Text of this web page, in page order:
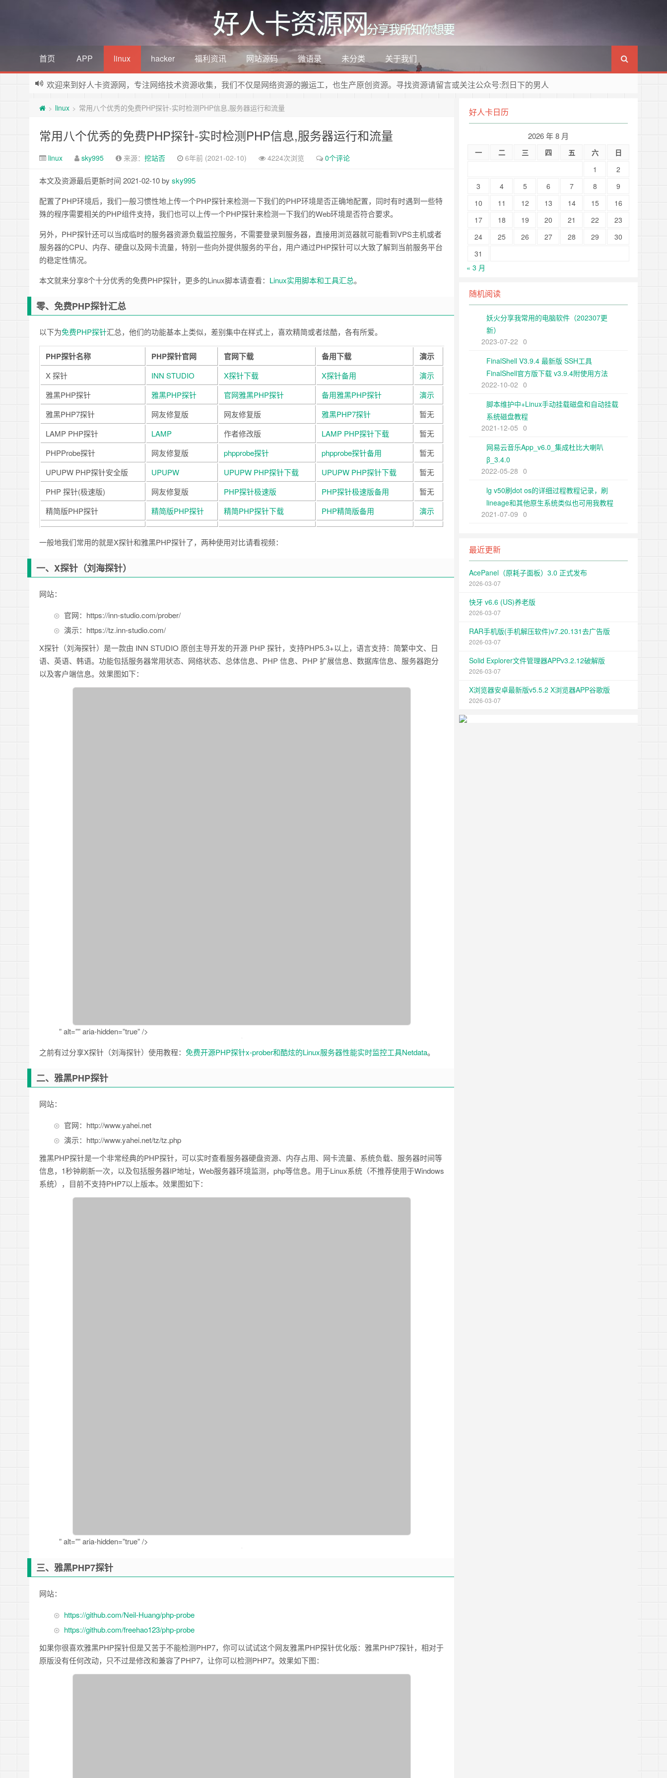
好人卡资源网分享我所知你想要
首页 APP linux hacker 福利资讯 网站源码 微语录 未分类 关于我们
欢迎来到好人卡资源网，专注网络技术资源收集，我们不仅是网络资源的搬运工，也生产原创资源。寻找资源请留言或关注公众号:烈日下的男人
> linux > 常用八个优秀的免费PHP探针-实时检测PHP信息,服务器运行和流量
常用八个优秀的免费PHP探针-实时检测PHP信息,服务器运行和流量
linux sky995 来源： 挖站否 6年前 (2021-02-10) 4224次浏览 0个评论
本文及资源最后更新时间 2021-02-10 by sky995
配置了PHP环境后，我们一般习惯性地上传一个PHP探针来检测一下我们的PHP环境是否正确地配置，同时有时遇到一些特
殊的程序需要相关的PHP组件支持，我们也可以上传一个PHP探针来检测一下我们的Web环境是否符合要求。
另外，PHP探针还可以当成临时的服务器资源负载监控服务，不需要登录到服务器，直接用浏览器就可能看到VPS主机或者
服务器的CPU、内存、硬盘以及网卡流量，特别一些向外提供服务的平台，用户通过PHP探针可以大致了解到当前服务平台
的稳定性情况。
本文就来分享8个十分优秀的免费PHP探针，更多的Linux脚本请查看： Linux实用脚本和工具汇总。
零、免费PHP探针汇总
以下为免费PHP探针汇总，他们的功能基本上类似，差别集中在样式上，喜欢精简或者炫酷，各有所爱。
PHP探针名称 PHP探针官网 官网下载 备用下载 演示
X 探针 INN STUDIO X探针下载 X探针备用
演示
雅黑PHP探针
雅黑PHP探针 官网雅黑PHP探针 备用雅黑PHP探针
演示
雅黑PHP7探针
网友修复版 网友修复版 雅黑PHP7探针
暂无
LAMP PHP探针
LAMP 作者修改版 LAMP PHP探针下载
暂无
PHPProbe探针
网友修复版 phpprobe探针 phpprobe探针备用
暂无
UPUPW PHP探针安全版
UPUPW UPUPW PHP探针下载 UPUPW PHP探针下载
暂无
PHP 探针(极速版)
网友修复版 PHP探针极速版 PHP探针极速版备用
暂无
精简版PHP探针
精简版PHP探针 精简PHP探针下载 PHP精简版备用 演示
一般地我们常用的就是X探针和雅黑PHP探针了，两种使用对比请看视频：
一、X探针（刘海探针）
网站：
官网：https://inn-studio.com/prober/
演示：https://tz.inn-studio.com/
X探针（刘海探针）是一款由 INN STUDIO 原创主导开发的开源 PHP 探针，支持PHP5.3+以上，语言支持：简繁中文、日
语、英语、韩语。功能包括服务器常用状态、网络状态、总体信息、PHP 信息、PHP 扩展信息、数据库信息、服务器跑分
以及客户端信息。效果图如下：
” alt=”” aria-hidden=”true” />
之前有过分享X探针（刘海探针）使用教程： 免费开源PHP探针x-prober和酷炫的Linux服务器性能实时监控工具Netdata。
二、雅黑PHP探针
网站：
官网：http://www.yahei.net
演示：http://www.yahei.net/tz/tz.php
雅黑PHP探针是一个非常经典的PHP探针，可以实时查看服务器硬盘资源、内存占用、网卡流量、系统负载、服务器时间等
信息，1秒钟刷新一次，以及包括服务器IP地址，Web服务器环境监测，php等信息。用于Linux系统（不推荐使用于Windows
系统），目前不支持PHP7以上版本。效果图如下：
” alt=”” aria-hidden=”true” />
三、雅黑PHP7探针
网站：
https://github.com/Neil-Huang/php-probe
https://github.com/freehao123/php-probe
如果你很喜欢雅黑PHP探针但是又苦于不能检测PHP7，你可以试试这个网友雅黑PHP探针优化版：雅黑PHP7探针，相对于
原版没有任何改动，只不过是修改和兼容了PHP7，让你可以检测PHP7。效果如下图：
好人卡日历
2026 年 8 月
一 二 三 四 五 六
日
1
2
3
4 5 6 7 8
9
10
11 12 13 14 15
16
17
18 19 20 21 22
23
24
25 26 27 28 29
30
31
« 3 月
随机阅读
妖火分享我常用的电脑软件（202307更
新）
2023-07-22 0
FinalShell V3.9.4 最新版 SSH工具
FinalShell官方版下载 v3.9.4附使用方法
2022-10-02 0
脚本维护中+Linux手动挂载磁盘和自动挂载
系统磁盘教程
2021-12-05 0
网易云音乐App_v6.0_集成杜比大喇叭
β_3.4.0
2022-05-28 0
lg v50刷dot os的详细过程教程记录，刷
lineage和其他原生系统类似也可用我教程
2021-07-09 0
最近更新
AcePanel（原耗子面板）3.0 正式发布
2026-03-07
快牙 v6.6 (US)养老版
2026-03-07
RAR手机版(手机解压软件)v7.20.131去广告版
2026-03-07
Solid Explorer文件管理器APPv3.2.12破解版
2026-03-07
X浏览器安卓最新版v5.5.2 X浏览器APP谷歌版
2026-03-07